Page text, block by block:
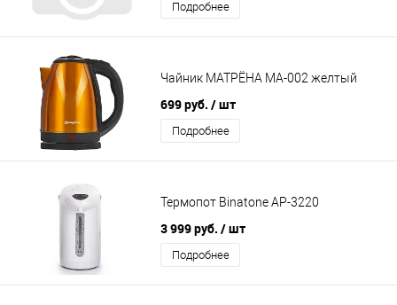
Подробнее
Чайник МАТРЁНА MA-002 желтый
699 руб. / шт
Подробнее
Термопот Binatone AP-3220
3 999 руб. / шт
Подробнее